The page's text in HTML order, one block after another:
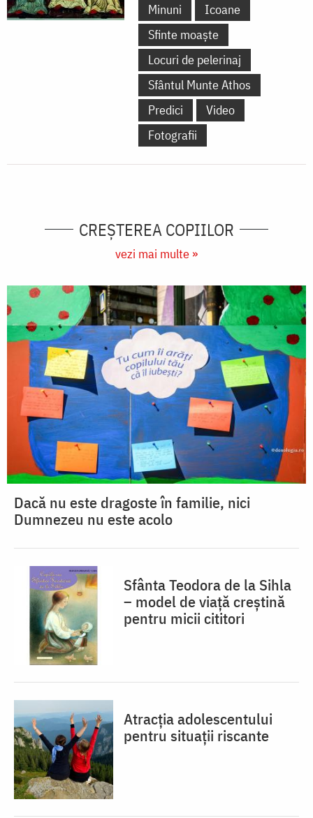
Minuni
Icoane
Sfinte moaște
Locuri de pelerinaj
Sfântul Munte Athos
Predici
Video
Fotografii
CREŞTEREA COPIILOR
vezi mai multe »
Dacă nu este dragoste în familie, nici
Dumnezeu nu este acolo
Sfânta Teodora de la Sihla
– model de viaţă creştină
pentru micii cititori
Atracția adolescentului
pentru situații riscante